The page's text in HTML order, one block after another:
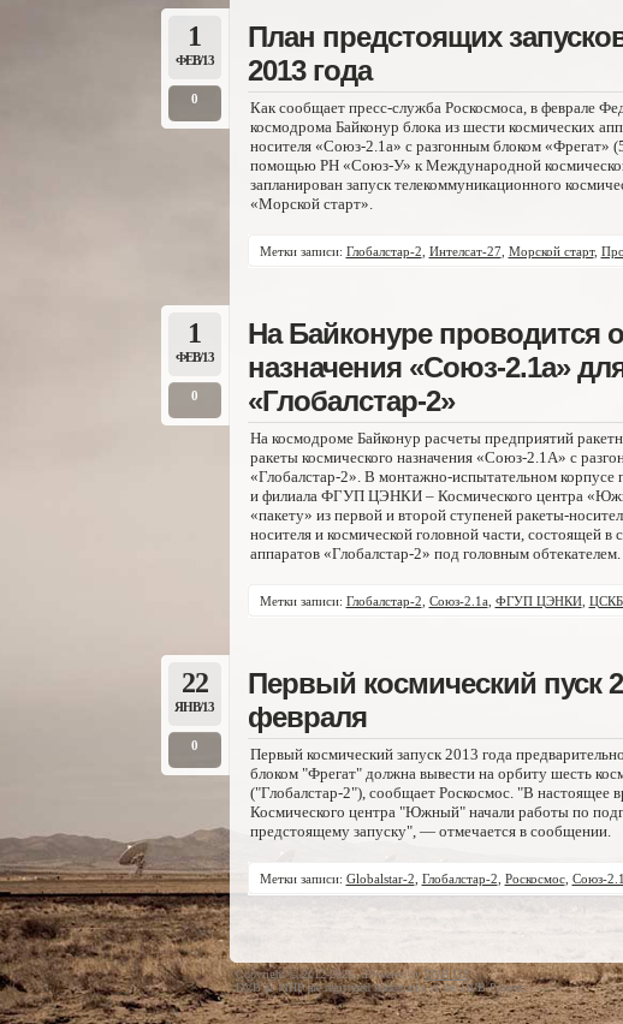
1
ФЕВ/13
0
План предстоящих
2013 года
Как сообщает пресс-служба Роскосмоса, в феврале
космодрома Байконур блока из шести космических
носителя «Союз-2.1а» с разгонным блоком «Фрегат»
помощью РН «Союз-У» к Международной
запланирован запуск телекоммуникационного
«Морской старт».
Метки записи: Глобалстар-2 Интелсат-27, Морской старт,
1
ФЕВ/13
0
На Байконуре проводится
назначения «Союз-2.1а»
«Глобалстар-2»
На космодроме Байконур расчеты предприятий
ракеты космического назначения «Союз-2.1А» с
«Глобалстар-2». В монтажно-испытательном
и филиала ФГУП ЦЭНКИ – Космического центра
«пакету» из первой и второй ступеней ракеты-
носителя и космической головной части, состоящей
аппаратов «Глобалстар-2» под головным обтекателем.
Метки записи: Глобалстар-2 Союз-2.1а, ФГУП ЦЭНКИ,
22
ЯНВ/13
0
Первый космический пуск
февраля
Первый космический запуск 2013 года
блоком "Фрегат" должна вывести на орбиту шесть
("Глобалстар-2"), сообщает Роскосмос. "В
Космического центра "Южный" начали работы по
предстоящему запуску", — отмечается в сообщении.
Метки записи: Globalstar-2 Глобалстар-2 Роскосмос, Союз-
Copyright © 2012-2026 · Powered byDVB.UZ
DVB & MHP are registered trademarks of the DVB Project.